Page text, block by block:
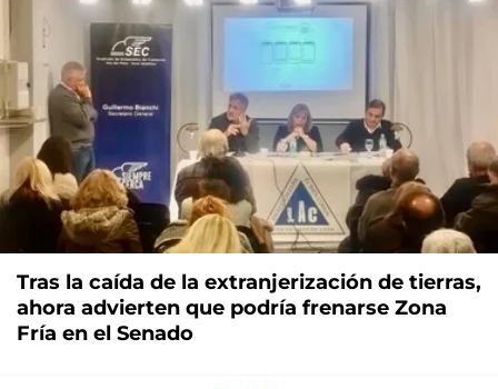
Tras la caída de la extranjerización de tierras,
ahora advierten que podría frenarse Zona
Fría en el Senado